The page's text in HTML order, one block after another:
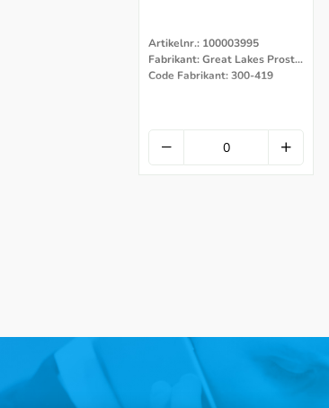
Artikelnr.: 100003995
Fabrikant: Great Lakes Prostodontics
Code Fabrikant: 300-419